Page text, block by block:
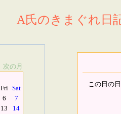
A氏のきまぐれ日
次の月
Fri Sat
6
7
13
14
この日の